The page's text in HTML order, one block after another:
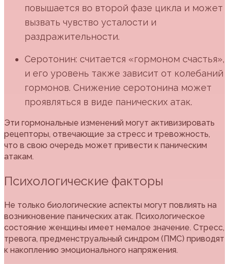
повышается во второй фазе цикла и может
вызвать чувство усталости и
раздражительности.
Серотонин: считается «гормоном счастья»,
и его уровень также зависит от колебаний
гормонов. Снижение серотонина может
проявляться в виде панических атак.
Эти гормональные изменений могут активизировать
рецепторы, отвечающие за стресс и тревожность,
что в свою очередь может привести к паническим
атакам.
Психологические факторы
Не только биологические аспекты могут повлиять на
возникновение панических атак. Психологическое
состояние женщины имеет немалое значение. Стресс,
тревога, предменструальный синдром (ПМС) приводят
к накоплению эмоционального напряжения.